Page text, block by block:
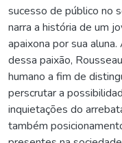
sucesso de público no
narra a história de um
apaixona por sua
dessa paixão,
humano a fim de
perscrutar a
inquietações do
também